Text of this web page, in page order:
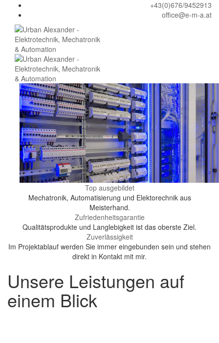
+43(0)676/9452913
office@e-m-a.at
Eine perfekte Planung führt immer zum gewünschten Ziel.
Das Endergebnis wird immer mit dem verfügbaren Budget individuell zusammengestellt!
Digitale Vernetzung im
Geschäfts- und Privatbereich
Im digitalen Zeitalter ist eine gut durchdachte Infrastruktur das
Top ausgebildet
Mechatronik, Automatisierung und Elektorechnik aus
Meisterhand.
Zufriedenheitsgarantie
Qualitätsprodukte und Langlebigkeit ist das oberste Ziel.
Zuverlässigkeit
Im Projektablauf werden Sie immer eingebunden sein und stehen
direkt in Kontakt mit mir.
Unsere Leistungen auf
einem Blick